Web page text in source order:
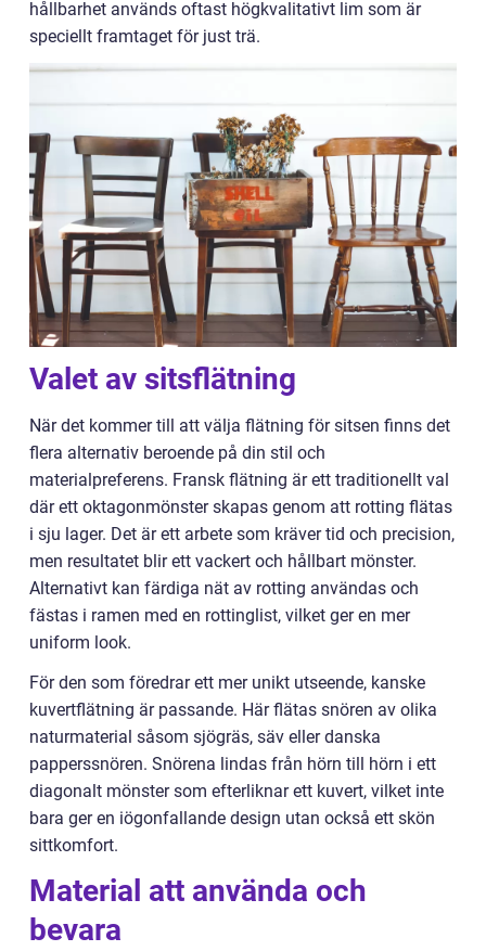
hållbarhet används oftast högkvalitativt lim som är
speciellt framtaget för just trä.
Valet av sitsflätning
När det kommer till att välja flätning för sitsen finns det
flera alternativ beroende på din stil och
materialpreferens. Fransk flätning är ett traditionellt val
där ett oktagonmönster skapas genom att rotting flätas
i sju lager. Det är ett arbete som kräver tid och precision,
men resultatet blir ett vackert och hållbart mönster.
Alternativt kan färdiga nät av rotting användas och
fästas i ramen med en rottinglist, vilket ger en mer
uniform look.
För den som föredrar ett mer unikt utseende, kanske
kuvertflätning är passande. Här flätas snören av olika
naturmaterial såsom sjögräs, säv eller danska
papperssnören. Snörena lindas från hörn till hörn i ett
diagonalt mönster som efterliknar ett kuvert, vilket inte
bara ger en iögonfallande design utan också ett skön
sittkomfort.
Material att använda och
bevara